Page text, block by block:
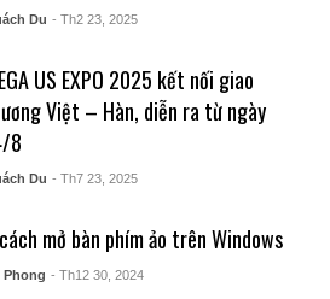
Du - Th2 23, 2025
US EXPO 2025 kết nối giao
Việt – Hàn, diễn ra từ ngày
8
Du - Th7 23, 2025
mở bàn phím ảo trên Windows
Phong - Th12 30, 2024